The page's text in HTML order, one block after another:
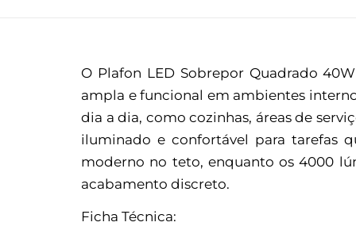
O Plafon LED Sobrepor Quadrado
ampla e funcional em ambientes
dia a dia, como cozinhas, áreas de
iluminado e confortável para tarefas
moderno no teto, enquanto os 4000
acabamento discreto.
Ficha Técnica: